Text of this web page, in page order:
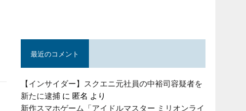
最近のコメント
【インサイダー】スクエニ元社員の中裕司容疑者を
新たに逮捕 に 匿名 より
新作スマホゲーム「アイドルマスター ミリオンライ